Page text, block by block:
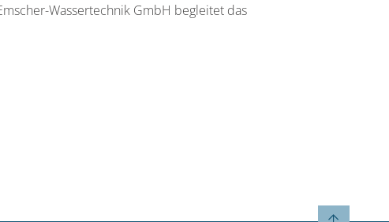
Wassertechnik GmbH begleitet das